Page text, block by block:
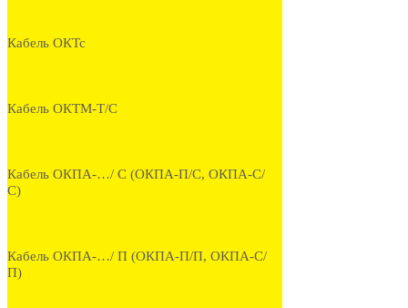
Кабель ОКТс
Кабель ОКТМ-Т/С
Кабель ОКПА-…/ С (ОКПА-П/С, ОКПА-С/
С)
Кабель ОКПА-…/ П (ОКПА-П/П, ОКПА-С/
П)